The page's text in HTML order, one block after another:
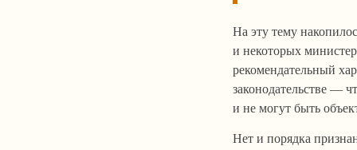
На эту тему
и некоторых
рекомендательный
законодательстве —
и не могут быть
Нет и порядка